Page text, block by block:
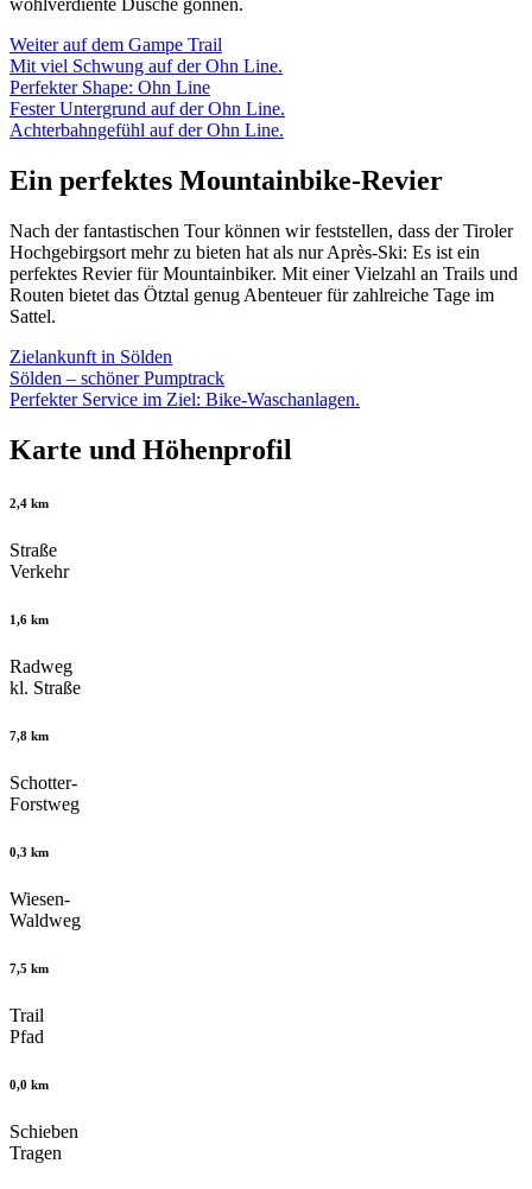
wohlverdiente Dusche gönnen.
Weiter auf dem Gampe Trail
Mit viel Schwung auf der Ohn Line.
Perfekter Shape: Ohn Line
Fester Untergrund auf der Ohn Line.
Achterbahngefühl auf der Ohn Line.
Ein perfektes Mountainbike-Revier
Nach der fantastischen Tour können wir feststellen, dass der Tiroler
Hochgebirgsort mehr zu bieten hat als nur Après-Ski: Es ist ein
perfektes Revier für Mountainbiker. Mit einer Vielzahl an Trails und
Routen bietet das Ötztal genug Abenteuer für zahlreiche Tage im
Sattel.
Zielankunft in Sölden
Sölden – schöner Pumptrack
Perfekter Service im Ziel: Bike-Waschanlagen.
Karte und Höhenprofil
2,4 km
Straße
Verkehr
1,6 km
Radweg
kl. Straße
7,8 km
Schotter-
Forstweg
0,3 km
Wiesen-
Waldweg
7,5 km
Trail
Pfad
0,0 km
Schieben
Tragen